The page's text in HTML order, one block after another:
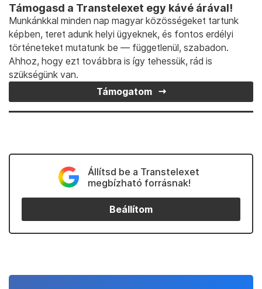
Támogasd a Transtelexet egy kávé árával!
Munkánkkal minden nap magyar közösségeket tartunk
képben, teret adunk helyi ügyeknek, és fontos erdélyi
történeteket mutatunk be — függetlenül, szabadon.
Ahhoz, hogy ezt továbbra is így tehessük, rád is
szükségünk van.
Támogatom
Állítsd be a Transtelexet
megbízható forrásnak!
Beállítom